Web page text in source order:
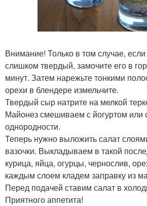
Внимание! Только в том случае,
слишком твердый, замочите его в
минут. Затем нарежьте тонкими
орехи в блендере измельчите.
Твердый сыр натрите на мелкой
Майонез смешиваем с йогуртом или
однородности.
Теперь нужно выложить салат
вазочки. Выкладываем в такой
курица, яйца, огурцы, чернослив,
каждым слоем кладем заправку из
Перед подачей ставим салат в
Приятного аппетита!